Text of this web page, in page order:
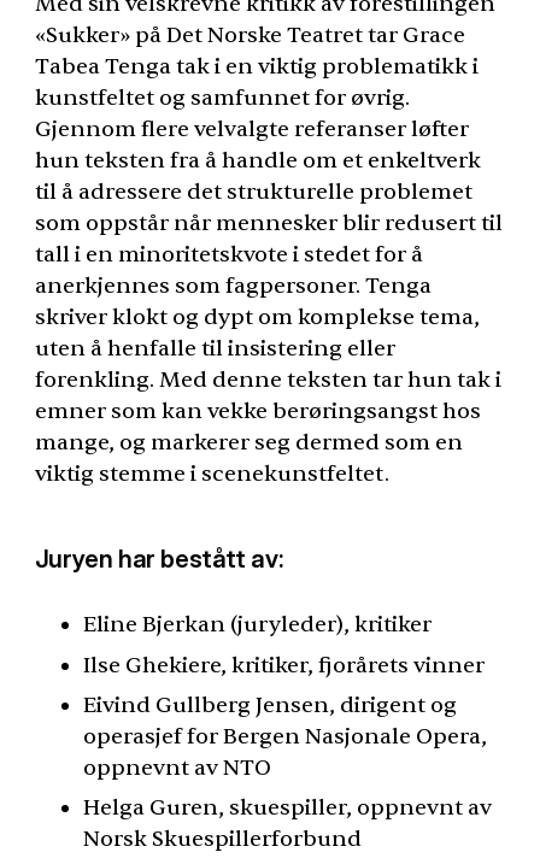
«Sukker» på Det Norske Teatret tar Grace
Tabea Tenga tak i en viktig problematikk i
kunstfeltet og samfunnet for øvrig.
Gjennom flere velvalgte referanser løfter
hun teksten fra å handle om et enkeltverk
til å adressere det strukturelle problemet
som oppstår når mennesker blir redusert til
tall i en minoritetskvote i stedet for å
anerkjennes som fagpersoner. Tenga
skriver klokt og dypt om komplekse tema,
uten å henfalle til insistering eller
forenkling. Med denne teksten tar hun tak i
emner som kan vekke berøringsangst hos
mange, og markerer seg dermed som en
viktig stemme i scenekunstfeltet.
Juryen har bestått av:
Eline Bjerkan (juryleder), kritiker
Ilse Ghekiere, kritiker, fjorårets vinner
Eivind Gullberg Jensen, dirigent og
operasjef for Bergen Nasjonale Opera,
oppnevnt avNTO
Helga Guren, skuespiller, oppnevnt av
Norsk Skuespillerforbund